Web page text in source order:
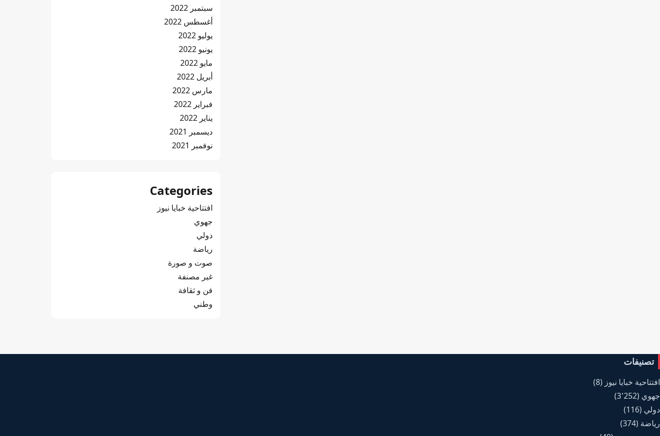
سبتمبر 2022
أغسطس 2022
يوليو 2022
يونيو 2022
مايو 2022
أبريل 2022
مارس 2022
فبراير 2022
يناير 2022
ديسمبر 2021
نوفمبر 2021
Categories
افتتاحية خبايا نيوز
جهوي
دولي
رياضة
صوت و صورة
غير مصنفة
فن و ثقافة
وطني
تصنيفات
افتتاحية خبايا نيوز (8)
جهوي (3٬252)
دولي (116)
رياضة (374)